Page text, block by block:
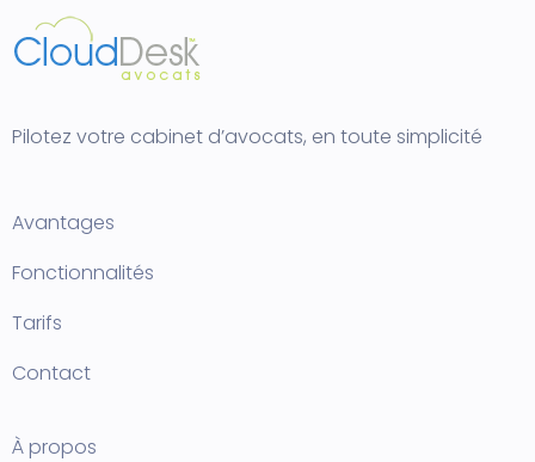
Pilotez votre cabinet d’avocats, en toute simplicité
Avantages
Fonctionnalités
Tarifs
Contact
À propos